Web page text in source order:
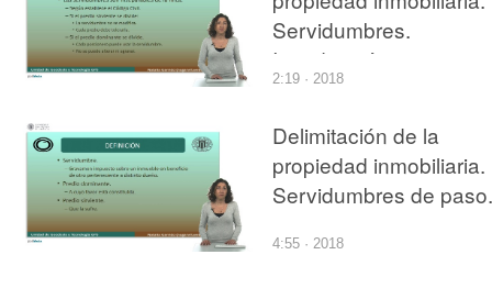
Servidumbres.
Introducción.
2:19 · 2018
Delimitación de la
propiedad inmobiliaria.
Servidumbres de paso.
4:55 · 2018